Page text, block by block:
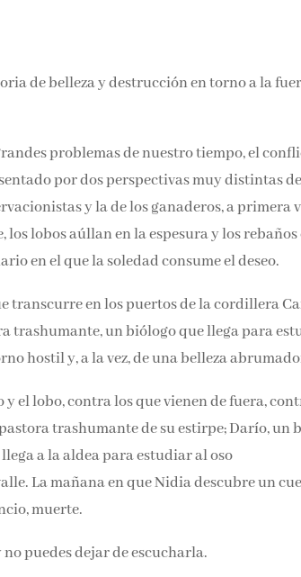
de belleza y destrucción en torno a la
problemas de nuestro tiempo, el
por dos perspectivas muy distintas
y la de los ganaderos, a primera
lobos aúllan en la espesura y los rebaños
en el que la soledad consume el deseo.
transcurre en los puertos de la cordillera
trashumante, un biólogo que llega
hostil y, a la vez, de una belleza
el lobo, contra los que vienen de fuera,
pastora trashumante de su estirpe; Darío,
llega a la aldea para estudiar al oso
La mañana en que Nidia descubre un
muerte.
puedes dejar de escucharla.
Nombre*
Email*
Por favor,
condiciones de